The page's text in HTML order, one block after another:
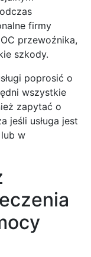
firmy
przewoźnika,
szkody.
poprosić o
wszystkie
zapytać o
jeśli usługa jest
w